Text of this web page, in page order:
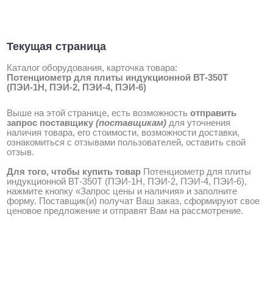
Текущая страница
Каталог оборудования, карточка товара:
Потенциометр для плиты индукционной ВТ-350Т
(ПЭИ-1Н, ПЭИ-2, ПЭИ-4, ПЭИ-6)
Выше на этой странице, есть возможность отправить
запрос поставщику (поставщикам) для уточнения
наличия товара, его стоимости, возможности доставки,
ознакомиться с отзывами пользователей, оставить свой
отзыв.
Для того, чтобы купить товар Потенциометр для плиты
индукционной ВТ-350Т (ПЭИ-1Н, ПЭИ-2, ПЭИ-4, ПЭИ-6),
нажмите кнопку «Запрос цены и наличия» и заполните
форму. Поставщик(и) получат Ваш заказ, сформируют свое
ценовое предложение и отправят Вам на рассмотрение.